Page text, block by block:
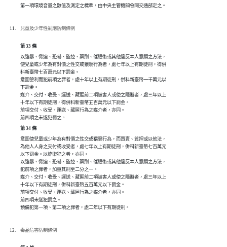
第一項環境音量之數值及測定之標準，由中央主管機關會同交通部定之。
兒童及少年性剝削防制條例
第 33 條
以強暴、脅迫、恐嚇、監控、藥劑、催眠術或其他違反本人意願之方法，
使兒童或少年為有對價之性交或猥褻行為者，處七年以上有期徒刑，得併
科新臺幣七百萬元以下罰金。
意圖營利而犯前項之罪者，處十年以上有期徒刑，併科新臺幣一千萬元以
下罰金。
媒介、交付、收受、運送、藏匿前二項被害人或使之隱避者，處三年以上
十年以下有期徒刑，得併科新臺幣五百萬元以下罰金。
前項交付、收受、運送、藏匿行為之媒介者，亦同。
前四項之未遂犯罰之。
第 34 條
意圖使兒童或少年為有對價之性交或猥褻行為，而買賣、質押或以他法，
為他人人身之交付或收受者，處七年以上有期徒刑，併科新臺幣七百萬元
以下罰金。以詐術犯之者，亦同。
以強暴、脅迫、恐嚇、監控、藥劑、催眠術或其他違反本人意願之方法，
犯前項之罪者，加重其刑至二分之一。
媒介、交付、收受、運送、藏匿前二項被害人或使之隱避者，處三年以上
十年以下有期徒刑，併科新臺幣五百萬元以下罰金。
前項交付、收受、運送、藏匿行為之媒介者，亦同。
前四項未遂犯罰之。
預備犯第一項、第二項之罪者，處二年以下有期徒刑。
毒品危害防制條例